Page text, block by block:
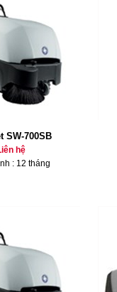
SW-700SB
hệ
: 12 tháng